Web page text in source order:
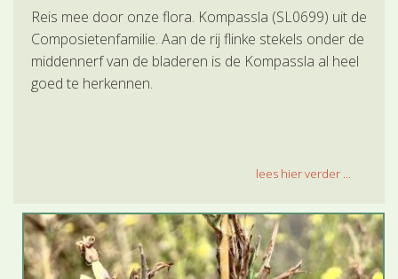
Reis mee door onze flora. Kompassla (SL0699) uit de
Composietenfamilie. Aan de rij flinke stekels onder de
middennerf van de bladeren is de Kompassla al heel
goed te herkennen.
lees hier verder ...